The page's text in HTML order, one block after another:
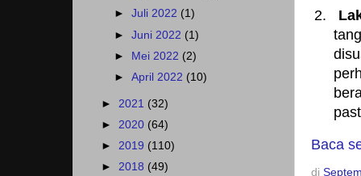
2.
Baca
di
►Juli 2022 (1)
►Juni 2022 (1)
► Mei 2022 (2)
►April 2022 (10)
► 2021 (32)
► 2020 (64)
► 2019 (110)
► 2018 (49)